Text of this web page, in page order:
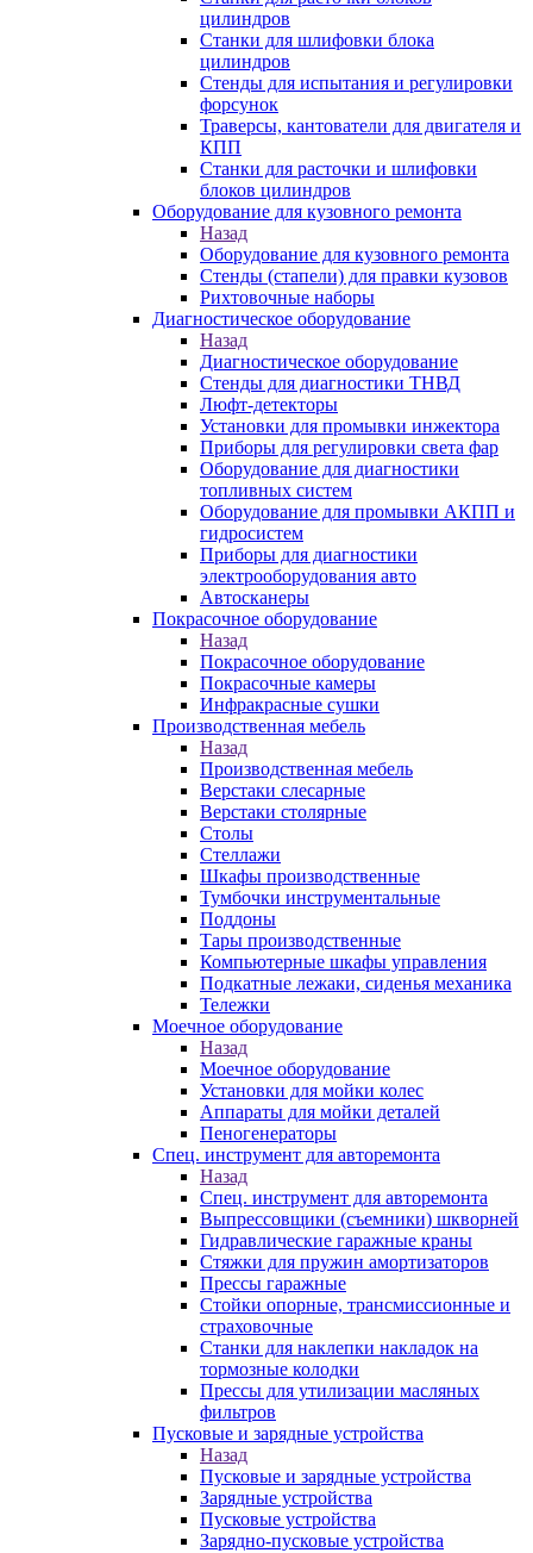
цилиндров
Станки для шлифовки блока
цилиндров
Стенды для испытания и регулировки
форсунок
Траверсы, кантователи для двигателя и
КПП
Станки для расточки и шлифовки
блоков цилиндров
Оборудование для кузовного ремонта
Назад
Оборудование для кузовного ремонта
Стенды (стапели) для правки кузовов
Рихтовочные наборы
Диагностическое оборудование
Назад
Диагностическое оборудование
Стенды для диагностики ТНВД
Люфт-детекторы
Установки для промывки инжектора
Приборы для регулировки света фар
Оборудование для диагностики
топливных систем
Оборудование для промывки АКПП и
гидросистем
Приборы для диагностики
электрооборудования авто
Автосканеры
Покрасочное оборудование
Назад
Покрасочное оборудование
Покрасочные камеры
Инфракрасные сушки
Производственная мебель
Назад
Производственная мебель
Верстаки слесарные
Верстаки столярные
Столы
Стеллажи
Шкафы производственные
Тумбочки инструментальные
Поддоны
Тары производственные
Компьютерные шкафы управления
Подкатные лежаки, сиденья механика
Тележки
Моечное оборудование
Назад
Моечное оборудование
Установки для мойки колес
Аппараты для мойки деталей
Пеногенераторы
Спец. инструмент для авторемонта
Назад
Спец. инструмент для авторемонта
Выпрессовщики (съемники) шкворней
Гидравлические гаражные краны
Стяжки для пружин амортизаторов
Прессы гаражные
Стойки опорные, трансмиссионные и
страховочные
Станки для наклепки накладок на
тормозные колодки
Прессы для утилизации масляных
фильтров
Пусковые и зарядные устройства
Назад
Пусковые и зарядные устройства
Зарядные устройства
Пусковые устройства
Зарядно-пусковые устройства